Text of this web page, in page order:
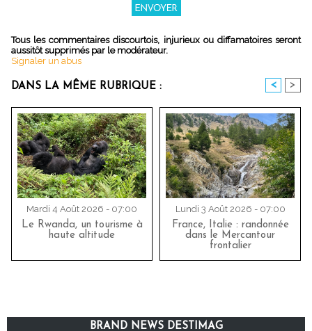
Tous les commentaires discourtois, injurieux ou diffamatoires seront
aussitôt supprimés par le modérateur.
Signaler un abus
DANS LA MÊME RUBRIQUE : < >
Mardi 4 Août 2026 - 07:00
Le Rwanda, un tourisme à
haute altitude
Lundi 3 Août 2026 - 07:00
France, Italie : randonnée
dans le Mercantour
frontalier
BRAND NEWS DESTIMAG